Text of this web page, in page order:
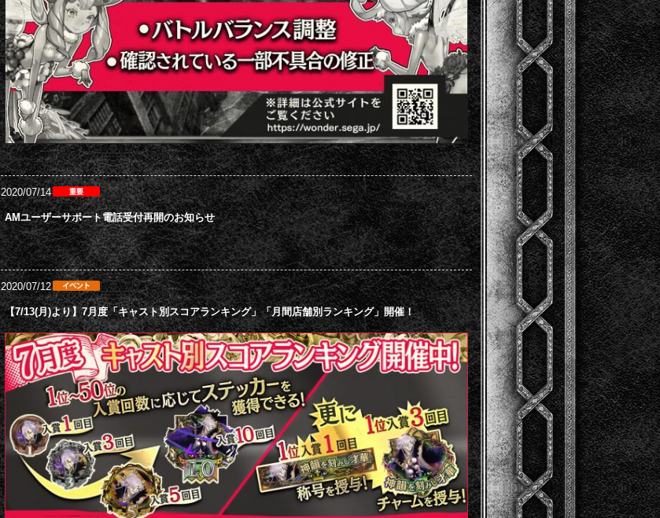
2020/07/14
AMユーザーサポート電話受付再開のお知らせ
2020/07/12
【7/13(月)より】7月度「キャスト別スコアランキング」「月間店舗別ランキング」開催！